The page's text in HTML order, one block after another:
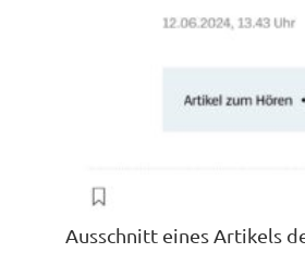
Ausschnitt eines Artikels